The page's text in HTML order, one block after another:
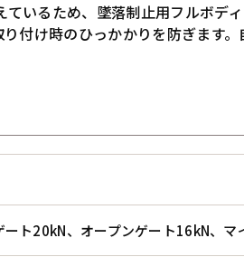
いるため、墜落制止用フルボデ
付け時のひっかかりを防ぎます
ート20kN、オープンゲート16kN、マ